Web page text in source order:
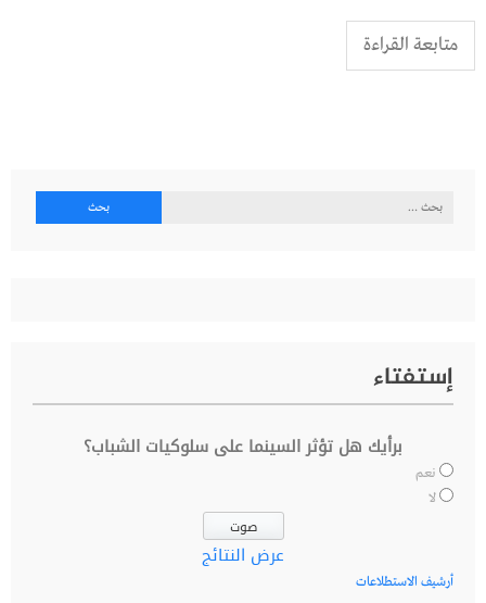
متابعة القراءة
البحث
إستفتاء
برأيك هل تؤثر السينما على سلوكيات الشباب؟
نعم
لا
عرض النتائج
أرشيف الاستطلاعات